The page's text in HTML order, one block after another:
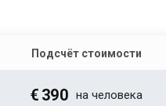
Подсчёт стоимости
€ 390 на человека